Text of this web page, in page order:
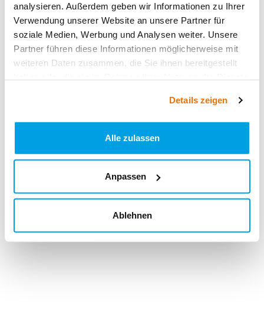
analysieren. Außerdem geben wir Informationen zu Ihrer
Verwendung unserer Website an unsere Partner für
soziale Medien, Werbung und Analysen weiter. Unsere
Partner führen diese Informationen möglicherweise mit
weiteren Daten zusammen, die Sie ihnen bereitgestellt
Details zeigen
Alle zulassen
Anpassen
Ablehnen